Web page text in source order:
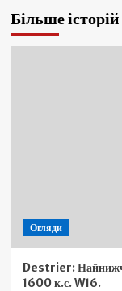
Більше історій
Огляди
Destrier:
1600 к.с. W16.